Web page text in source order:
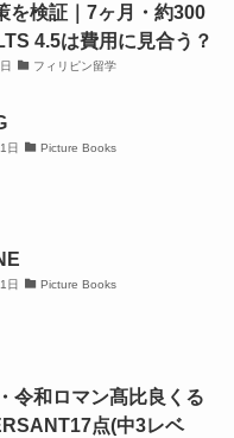
を検証｜7ヶ月・約300
4.5は費用に見合う？
フィリピン留学
日 Picture Books
日 Picture Books
令和ロマン髙比良くる
点(中3レベ